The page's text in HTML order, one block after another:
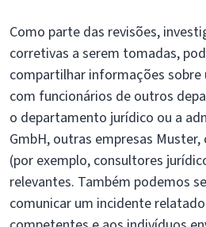
Como parte das revisões,
corretivas a serem tomadas,
compartilhar informações
com funcionários de outros
o departamento jurídico ou a
GmbH, outras empresas
(por exemplo, consultores
relevantes. Também podemos
comunicar um incidente